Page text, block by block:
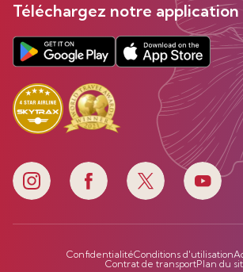
Téléchargez notre application
ConfidentialitéConditions d'utilisation
Contrat de transportPlan du